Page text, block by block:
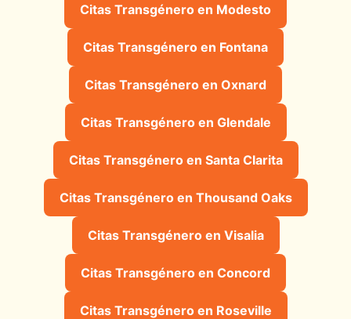
Citas Transgénero en Modesto
Citas Transgénero en Fontana
Citas Transgénero en Oxnard
Citas Transgénero en Glendale
Citas Transgénero en Santa Clarita
Citas Transgénero en Thousand Oaks
Citas Transgénero en Visalia
Citas Transgénero en Concord
Citas Transgénero en Roseville